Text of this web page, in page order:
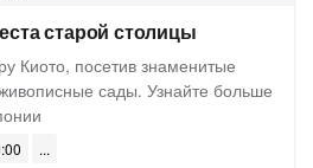
старой столицы
Киото, посетив знаменитые
сады. Узнайте больше